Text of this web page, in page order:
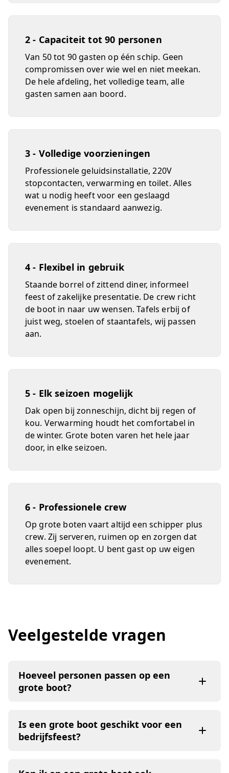
2 - Capaciteit tot 90 personen
Van 50 tot 90 gasten op één schip. Geen
compromissen over wie wel en niet meekan.
De hele afdeling, het volledige team, alle
gasten samen aan boord.
3 - Volledige voorzieningen
Professionele geluidsinstallatie, 220V
stopcontacten, verwarming en toilet. Alles
wat u nodig heeft voor een geslaagd
evenement is standaard aanwezig.
4 - Flexibel in gebruik
Staande borrel of zittend diner, informeel
feest of zakelijke presentatie. De crew richt
de boot in naar uw wensen. Tafels erbij of
juist weg, stoelen of staantafels, wij passen
aan.
5 - Elk seizoen mogelijk
Dak open bij zonneschijn, dicht bij regen of
kou. Verwarming houdt het comfortabel in
de winter. Grote boten varen het hele jaar
door, in elke seizoen.
6 - Professionele crew
Op grote boten vaart altijd een schipper plus
crew. Zij serveren, ruimen op en zorgen dat
alles soepel loopt. U bent gast op uw eigen
evenement.
Veelgestelde vragen
Hoeveel personen passen op een
grote boot?
Is een grote boot geschikt voor een
bedrijfsfeest?